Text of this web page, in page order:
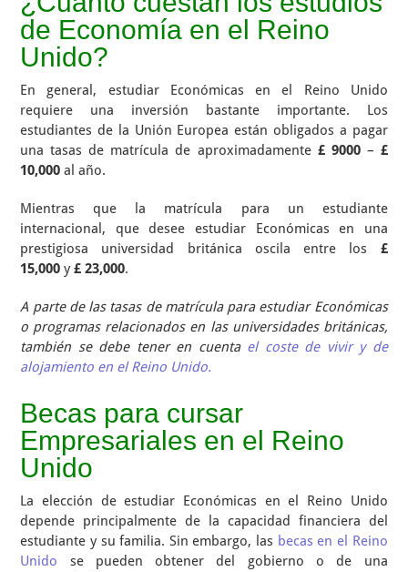
de Economía en el Reino
Unido?
En general, estudiar Económicas en el Reino Unido
requiere una inversión bastante importante. Los
estudiantes de la Unión Europea están obligados a pagar
una tasas de matrícula de aproximadamente £ 9000– £
10,000 al año.
Mientras que la matrícula para un estudiante
internacional, que desee estudiar Económicas en una
prestigiosa universidad británica oscila entre los £
15,000 y£ 23,000.
A parte de las tasas de matrícula para estudiar Económicas
o programas relacionados en las universidades británicas,
también se debe tener en cuenta el coste de vivir y de
alojamiento en el Reino Unido.
Becas para cursar
Empresariales en el Reino
Unido
La elección de estudiar Económicas en el Reino Unido
depende principalmente de la capacidad financiera del
estudiante y su familia. Sin embargo, las becas en el Reino
Unido se pueden obtener del gobierno o de una